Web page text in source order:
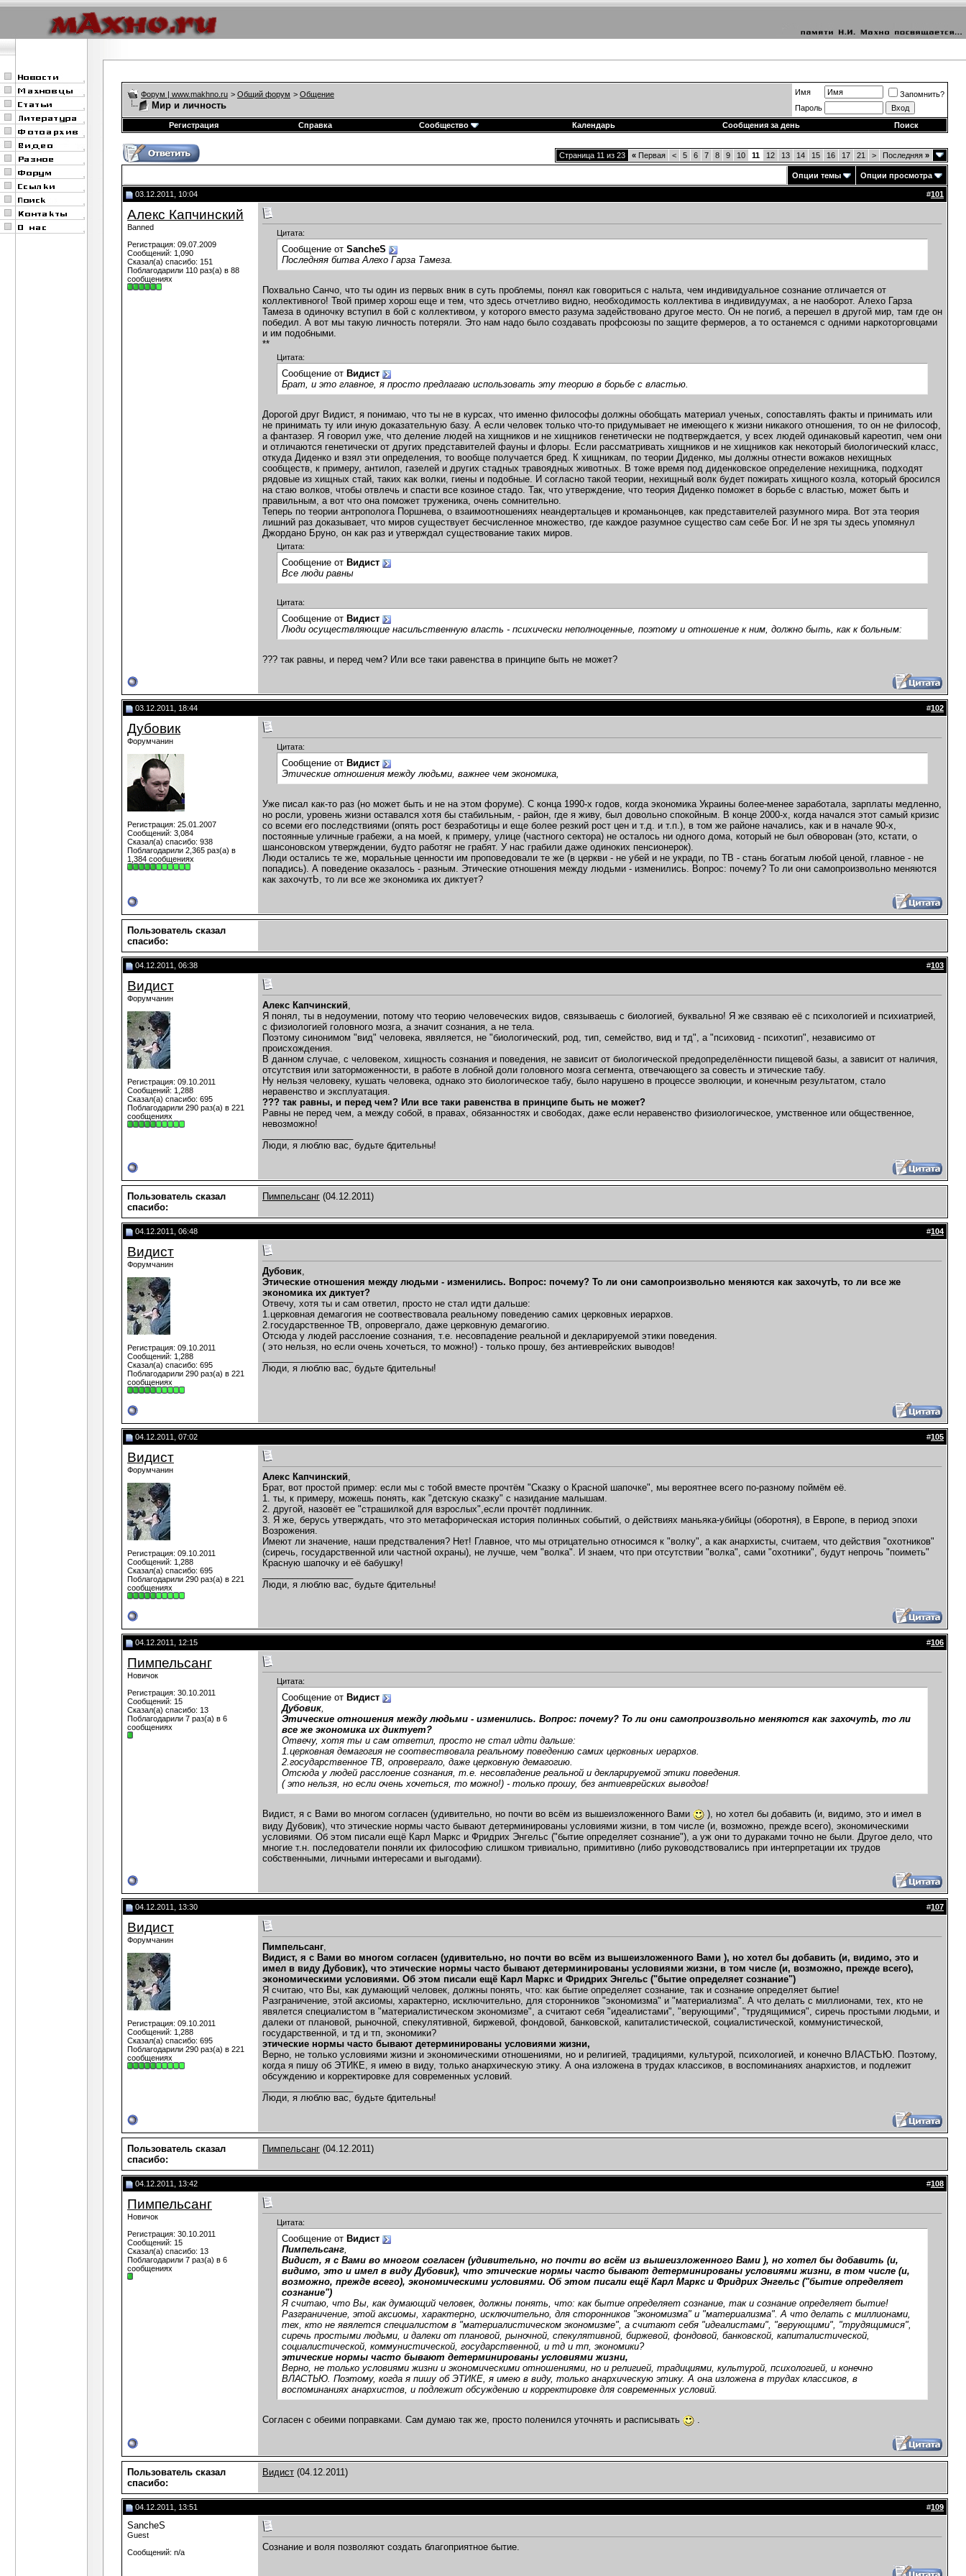
Форум | www.makhno.ru > Общий форум > Общение
Мир и личность
Имя
Запомнить?
Пароль
Регистрация
Справка Сообщество Календарь Сообщения за день Поиск
Страница 11 из 23 « Первая < 5 6 7 8 9 10 11 12 13 14 15 16 17 21 > Последняя »
Опции темы Опции просмотра
03.12.2011, 10:04 #101
Алекс Капчинский
Banned
Регистрация: 09.07.2009
Сообщений: 1,090
Сказал(а) спасибо: 151
Поблагодарили 110 раз(а) в 88
сообщениях
Цитата:
Сообщение от SancheS
Последняя битва Алехо Гарза Тамеза.
Похвально Санчо, что ты один из первых вник в суть проблемы, понял как говориться с нальта, чем индивидуальное сознание отличается от
коллективного! Твой пример хорош еще и тем, что здесь отчетливо видно, необходимость коллектива в индивидуумах, а не наоборот. Алехо Гарза
Тамеза в одиночку вступил в бой с коллективом, у которого вместо разума задействовано другое место. Он не погиб, а перешел в другой мир, там где он
победил. А вот мы такую личность потеряли. Это нам надо было создавать профсоюзы по защите фермеров, а то останемся с одними наркоторговцами
и им подобными.
**
Цитата:
Сообщение от Видист
Брат, и это главное, я просто предлагаю использовать эту теорию в борьбе с властью.
Дорогой друг Видист, я понимаю, что ты не в курсах, что именно философы должны обобщать материал ученых, сопоставлять факты и принимать или
не принимать ту или иную доказательную базу. А если человек только что-то придумывает не имеющего к жизни никакого отношения, то он не философ,
а фантазер. Я говорил уже, что деление людей на хищников и не хищников генетически не подтверждается, у всех людей одинаковый кареотип, чем они
и отличаются генетически от других представителей фауны и флоры. Если рассматривать хищников и не хищников как некоторый биологический класс,
откуда Диденко и взял эти определения, то вообще получается бред. К хищникам, по теории Диденко, мы должны отнести вожаков нехищных
сообществ, к примеру, антилоп, газелей и других стадных травоядных животных. В тоже время под диденковское определение нехищника, подходят
рядовые из хищных стай, таких как волки, гиены и подобные. И согласно такой теории, нехищный волк будет пожирать хищного козла, который бросился
на стаю волков, чтобы отвлечь и спасти все козиное стадо. Так, что утверждение, что теория Диденко поможет в борьбе с властью, может быть и
правильным, а вот что она поможет труженика, очень сомнительно.
Теперь по теории антрополога Поршнева, о взаимоотношениях неандертальцев и кроманьонцев, как представителей разумного мира. Вот эта теория
лишний раз доказывает, что миров существует бесчисленное множество, где каждое разумное существо сам себе Бог. И не зря ты здесь упомянул
Джордано Бруно, он как раз и утверждал существование таких миров.
Цитата:
Сообщение от Видист
Все люди равны
Цитата:
Сообщение от Видист
Люди осуществляющие насильственную власть - психически неполноценные, поэтому и отношение к ним, должно быть, как к больным:
??? так равны, и перед чем? Или все таки равенства в принципе быть не может?
03.12.2011, 18:44 #102
Дубовик
Форумчанин
Регистрация: 25.01.2007
Сообщений: 3,084
Сказал(а) спасибо: 938
Поблагодарили 2,365 раз(а) в
1,384 сообщениях
Цитата:
Сообщение от Видист
Этические отношения между людьми, важнее чем экономика,
Уже писал как-то раз (но может быть и не на этом форуме). С конца 1990-х годов, когда экономика Украины более-менее заработала, зарплаты медленно,
но росли, уровень жизни оставался хотя бы стабильным, - район, где я живу, был довольно спокойным. В конце 2000-х, когда начался этот самый кризис
со всеми его последствиями (опять рост безработицы и еще более резкий рост цен и т.д. и т.п.), в том же районе начались, как и в начале 90-х,
постоянные уличные грабежи, а на моей, к примеру, улице (частного сектора) не осталось ни одного дома, который не был обворован (это, кстати, о
шансоновском утверждении, будто работяг не грабят. У нас грабили даже одиноких пенсионерок).
Люди остались те же, моральные ценности им проповедовали те же (в церкви - не убей и не укради, по ТВ - стань богатым любой ценой, главное - не
попадись). А поведение оказалось - разным. Этические отношения между людьми - изменились. Вопрос: почему? То ли они самопроизвольно меняются
как захочутЬ, то ли все же экономика их диктует?
Пользователь сказал
cпасибо:
04.12.2011, 06:38 #103
Видист
Форумчанин
Регистрация: 09.10.2011
Сообщений: 1,288
Сказал(а) спасибо: 695
Поблагодарили 290 раз(а) в 221
сообщениях
Алекс Капчинский,
Я понял, ты в недоумении, потому что теорию человеческих видов, связываешь с биологией, буквально! Я же свзяваю её с психологией и психиатрией,
с физиологией головного мозга, а значит сознания, а не тела.
Поэтому синонимом "вид" человека, явяляется, не "биологический, род, тип, семейство, вид и тд", а "психовид - психотип", независимо от
происхождения.
В данном случае, с человеком, хищность сознания и поведения, не зависит от биологической предопределённости пищевой базы, а зависит от наличия,
отсутствия или заторможенности, в работе в лобной доли головного мозга сегмента, отвечающего за совесть и этические табу.
Ну нельзя человеку, кушать человека, однако это биологическое табу, было нарушено в процессе эволюции, и конечным результатом, стало
неравенство и эксплуатация.
??? так равны, и перед чем? Или все таки равенства в принципе быть не может?
Равны не перед чем, а между собой, в правах, обязанностях и свободах, даже если неравенство физиологическое, умственное или общественное,
невозможно!
Люди, я люблю вас, будьте бдительны!
Пользователь сказал
cпасибо:
Пимпельсанг (04.12.2011)
04.12.2011, 06:48 #104
Видист
Форумчанин
Регистрация: 09.10.2011
Сообщений: 1,288
Сказал(а) спасибо: 695
Поблагодарили 290 раз(а) в 221
сообщениях
Дубовик,
Этические отношения между людьми - изменились. Вопрос: почему? То ли они самопроизвольно меняются как захочутЬ, то ли все же
экономика их диктует?
Отвечу, хотя ты и сам ответил, просто не стал идти дальше:
1.церковная демагогия не соотвествовала реальному поведению самих церковных иерархов.
2.государственное ТВ, опровергало, даже церковную демагогию.
Отсюда у людей расслоение сознания, т.е. несовпадение реальной и декларируемой этики поведения.
( это нельзя, но если очень хочеться, то можно!) - только прошу, без антиеврейских выводов!
Люди, я люблю вас, будьте бдительны!
04.12.2011, 07:02 #105
Видист
Форумчанин
Регистрация: 09.10.2011
Сообщений: 1,288
Сказал(а) спасибо: 695
Поблагодарили 290 раз(а) в 221
сообщениях
Алекс Капчинский,
Брат, вот простой пример: если мы с тобой вместе прочтём "Сказку о Красной шапочке", мы вероятнее всего по-разному поймём её.
1. ты, к примеру, можешь понять, как "детскую сказку" с назидание малышам.
2. другой, назовёт ее "страшилкой для взрослых",если прочтёт подлинник.
3. Я же, берусь утверждать, что это метафорическая история полинных событий, о действиях маньяка-убийцы (оборотня), в Европе, в период эпохи
Возрожения.
Имеют ли значение, наши предстваления? Нет! Главное, что мы отрицательно относимся к "волку", а как анархисты, считаем, что действия "охотников"
(сиречь, государственной или частной охраны), не лучше, чем "волка". И знаем, что при отсутствии "волка", сами "охотники", будут непрочь "поиметь"
Красную шапочку и её бабушку!
Люди, я люблю вас, будьте бдительны!
04.12.2011, 12:15 #106
Пимпельсанг
Новичок
Регистрация: 30.10.2011
Сообщений: 15
Сказал(а) спасибо: 13
Поблагодарили 7 раз(а) в 6
сообщениях
Цитата:
Сообщение от Видист
Дубовик,
Этические отношения между людьми - изменились. Вопрос: почему? То ли они самопроизвольно меняются как захочутЬ, то ли
все же экономика их диктует?
Отвечу, хотя ты и сам ответил, просто не стал идти дальше:
1.церковная демагогия не соотвествовала реальному поведению самих церковных иерархов.
2.государственное ТВ, опровергало, даже церковную демагогию.
Отсюда у людей расслоение сознания, т.е. несовпадение реальной и декларируемой этики поведения.
( это нельзя, но если очень хочеться, то можно!) - только прошу, без антиеврейских выводов!
Видист, я с Вами во многом согласен (удивительно, но почти во всём из вышеизложенного Вами
), но хотел бы добавить (и, видимо, это и имел в
виду Дубовик), что этические нормы часто бывают детерминированы условиями жизни, в том числе (и, возможно, прежде всего), экономическими
условиями. Об этом писали ещё Карл Маркс и Фридрих Энгельс ("бытие определяет сознание"), а уж они то дураками точно не были. Другое дело, что
многие т.н. последователи поняли их философию слишком тривиально, примитивно (либо руководствовались при интерпретации их трудов
собственными, личными интересами и выгодами).
04.12.2011, 13:30 #107
Видист
Форумчанин
Регистрация: 09.10.2011
Сообщений: 1,288
Сказал(а) спасибо: 695
Поблагодарили 290 раз(а) в 221
сообщениях
Пимпельсанг,
Видист, я с Вами во многом согласен (удивительно, но почти во всём из вышеизложенного Вами ), но хотел бы добавить (и, видимо, это и
имел в виду Дубовик), что этические нормы часто бывают детерминированы условиями жизни, в том числе (и, возможно, прежде всего),
экономическими условиями. Об этом писали ещё Карл Маркс и Фридрих Энгельс ("бытие определяет сознание")
Я считаю, что Вы, как думающий человек, должны понять, что: как бытие определяет сознание, так и сознание определяет бытие!
Разграничение, этой аксиомы, характерно, исключительно, для сторонников "экономизма" и "материализма". А что делать с миллионами, тех, кто не
явялется специалистом в "материалистическом экономизме", а считают себя "идеалистами", "верующими", "трудящимися", сиречь простыми людьми, и
далеки от плановой, рыночной, спекулятивной, биржевой, фондовой, банковской, капиталистической, социалистической, коммунистической,
государственной, и тд и тп, экономики?
этические нормы часто бывают детерминированы условиями жизни,
Верно, не только условиями жизни и экономическими отношениями, но и религией, традициями, культурой, психологией, и конечно ВЛАСТЬЮ. Поэтому,
когда я пишу об ЭТИКЕ, я имею в виду, только анархическую этику. А она изложена в трудах классиков, в воспоминаниях анархистов, и подлежит
обсуждению и корректировке для современных условий.
Люди, я люблю вас, будьте бдительны!
Пользователь сказал
cпасибо:
Пимпельсанг (04.12.2011)
04.12.2011, 13:42 #108
Пимпельсанг
Новичок
Регистрация: 30.10.2011
Сообщений: 15
Сказал(а) спасибо: 13
Поблагодарили 7 раз(а) в 6
сообщениях
Цитата:
Сообщение от Видист
Пимпельсанг,
Видист, я с Вами во многом согласен (удивительно, но почти во всём из вышеизложенного Вами ), но хотел бы добавить (и,
видимо, это и имел в виду Дубовик), что этические нормы часто бывают детерминированы условиями жизни, в том числе (и,
возможно, прежде всего), экономическими условиями. Об этом писали ещё Карл Маркс и Фридрих Энгельс ("бытие определяет
сознание")
Я считаю, что Вы, как думающий человек, должны понять, что: как бытие определяет сознание, так и сознание определяет бытие!
Разграничение, этой аксиомы, характерно, исключительно, для сторонников "экономизма" и "материализма". А что делать с миллионами,
тех, кто не явялется специалистом в "материалистическом экономизме", а считают себя "идеалистами", "верующими", "трудящимися",
сиречь простыми людьми, и далеки от плановой, рыночной, спекулятивной, биржевой, фондовой, банковской, капиталистической,
социалистической, коммунистической, государственной, и тд и тп, экономики?
этические нормы часто бывают детерминированы условиями жизни,
Верно, не только условиями жизни и экономическими отношениями, но и религией, традициями, культурой, психологией, и конечно
ВЛАСТЬЮ. Поэтому, когда я пишу об ЭТИКЕ, я имею в виду, только анархическую этику. А она изложена в трудах классиков, в
воспоминаниях анархистов, и подлежит обсуждению и корректировке для современных условий.
Согласен с обеими поправками. Сам думаю так же, просто поленился уточнять и расписывать .
Пользователь сказал
cпасибо:
Видист (04.12.2011)
04.12.2011, 13:51 #109
SancheS
Guest
Сообщений: n/a
Сознание и воля позволяют создать благоприятное бытие.